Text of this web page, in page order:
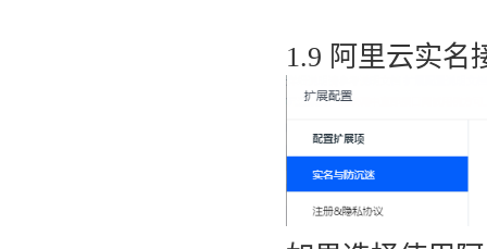
1.9 阿里云实名